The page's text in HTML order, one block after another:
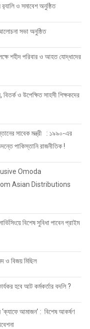
ও সমাবেশ অনুষ্ঠিত
সভা অনুষ্ঠিত
শহীদ পরিবার ও আহত যোদ্ধাদের
ও উপেক্ষিত সাহসী শিক্ষকদের
সাবেক মন্ত্রী : ১৯৯০-এর
পাকিস্তানি রাজনীতিক !
Omoda
Asian Distributions
বিশেষ সুবিধা পাবেন প্রাইম
ও বিজয় মিছিল
হবে আট কর্মকর্তার বদলি ?
‘ক্যাফে আমাজন’ : বিশেষ আকর্ষণ